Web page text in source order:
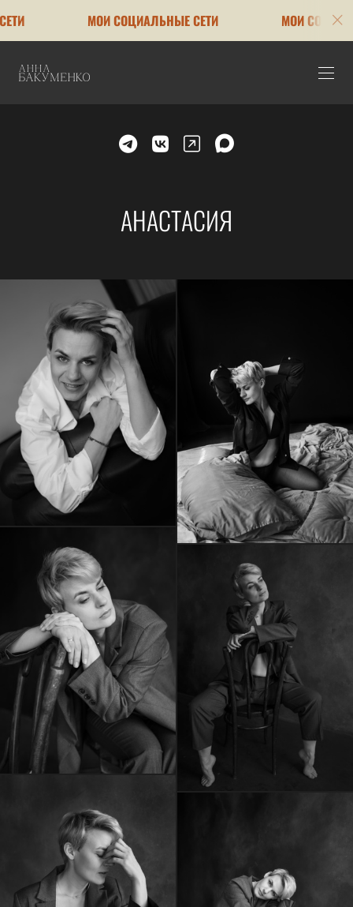
МОИ СОЦИАЛЬНЫЕ СЕТИ МОИ
АНАСТАСИЯ